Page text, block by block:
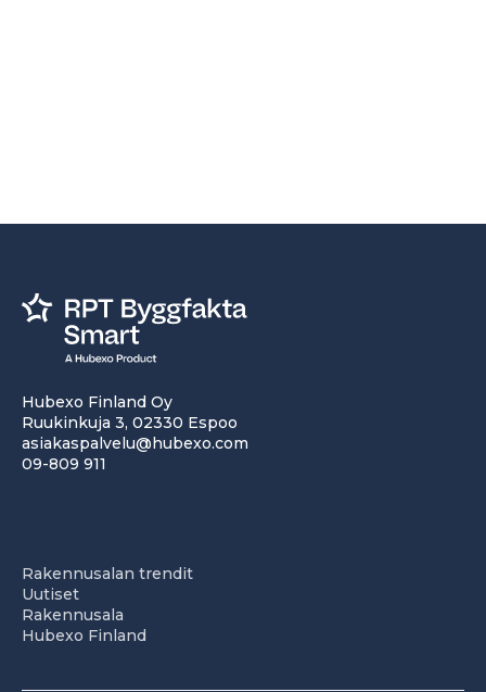
Hubexo Finland Oy
Ruukinkuja 3, 02330 Espoo
asiakaspalvelu@hubexo.com
09-809 911
Rakennusalan trendit
Uutiset
Rakennusala
Hubexo Finland